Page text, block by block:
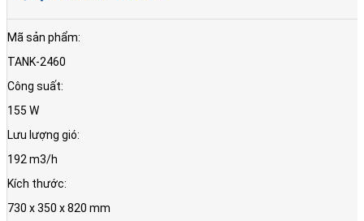
Mã sản phẩm:
TANK-2460
Công suất:
155 W
Lưu lượng gió:
192 m3/h
Kích thước:
730 x 350 x 820 mm